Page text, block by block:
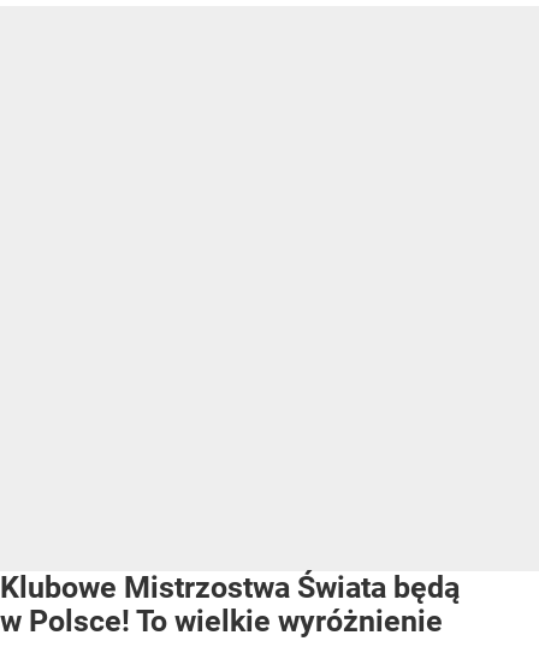
Klubowe Mistrzostwa Świata będą
w Polsce! To wielkie wyróżnienie